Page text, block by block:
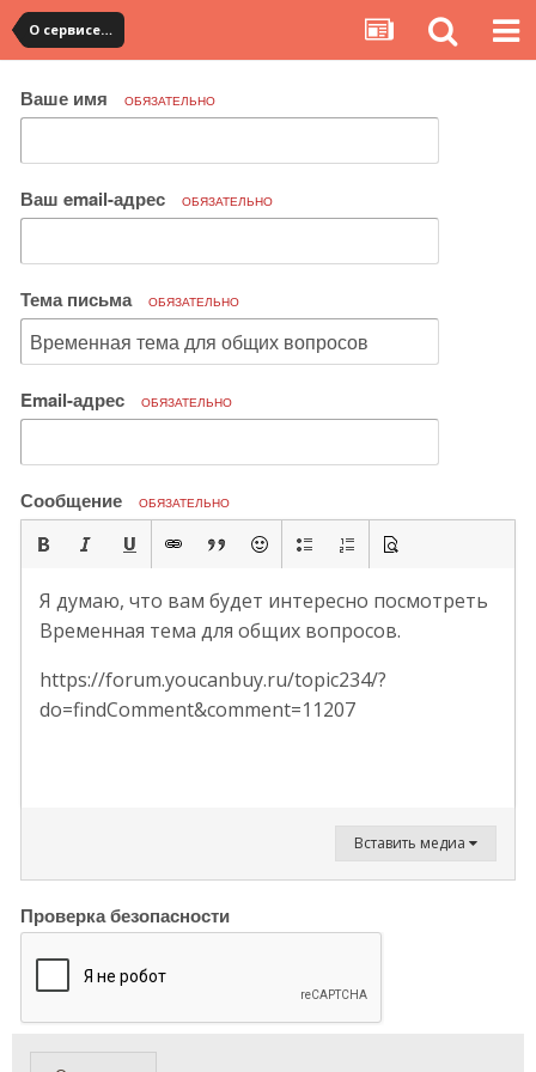
О сервисе, сайте и форуме
Ваше имя ОБЯЗАТЕЛЬНО
Ваш email-адрес ОБЯЗАТЕЛЬНО
Тема письма ОБЯЗАТЕЛЬНО
Email-адрес ОБЯЗАТЕЛЬНО
Сообщение ОБЯЗАТЕЛЬНО
Я думаю, что вам будет интересно посмотреть
Временная тема для общих вопросов.
https://forum.youcanbuy.ru/topic234/?
do=findComment&comment=11207
Вставить медиа
Проверка безопасности